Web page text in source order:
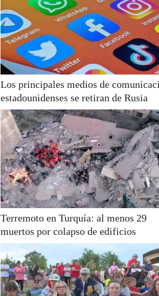
Los principales medios de
estadounidenses se retiran de Rusia
Terremoto en Turquía: al menos 29
muertos por colapso de edificios